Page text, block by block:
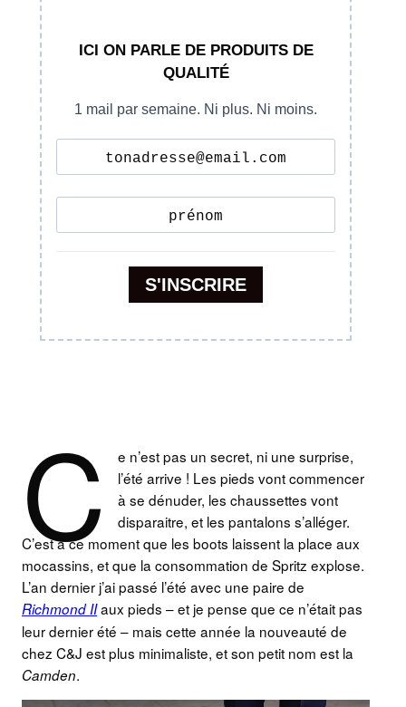
C
e n’est pas un secret, ni une surprise,
l’été arrive ! Les pieds vont commencer
à se dénuder, les chaussettes vont
disparaitre, et les pantalons s’alléger.
C’est à ce moment que les boots laissent la place aux
mocassins, et que la consommation de Spritz explose.
L’an dernier j’ai passé l’été avec une paire de
Richmond IIaux pieds – et je pense que ce n’était pas
leur dernier été – mais cette année la nouveauté de
chez C&J est plus minimaliste, et son petit nom est la
Camden.